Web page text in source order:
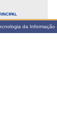
da